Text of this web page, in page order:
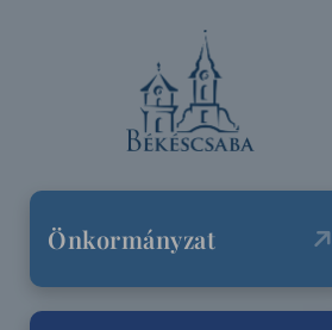
Önkormányzat